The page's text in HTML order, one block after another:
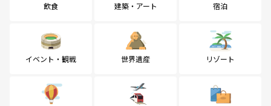
飲食 建築・アート 宿泊
イベント・観戦 世界遺産 リゾート